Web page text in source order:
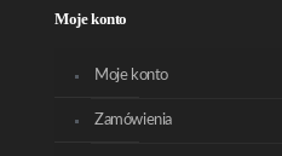
Moje konto
Moje konto
Zamówienia